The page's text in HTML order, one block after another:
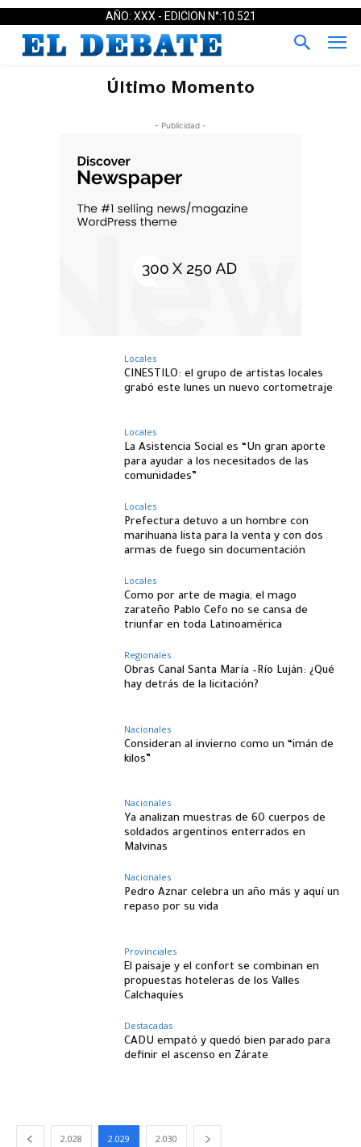
AÑO: XXX - EDICION N°:10.521
Último Momento
- Publicidad -
Locales
CINESTILO: el grupo de artistas locales
grabó este lunes un nuevo cortometraje
Locales
La Asistencia Social es “Un gran aporte
para ayudar a los necesitados de las
comunidades”
Locales
Prefectura detuvo a un hombre con
marihuana lista para la venta y con dos
armas de fuego sin documentación
Locales
Como por arte de magia, el mago
zarateño Pablo Cefo no se cansa de
triunfar en toda Latinoamérica
Regionales
Obras Canal Santa María –Río Luján: ¿Qué
hay detrás de la licitación?
Nacionales
Consideran al invierno como un “imán de
kilos”
Nacionales
Ya analizan muestras de 60 cuerpos de
soldados argentinos enterrados en
Malvinas
Nacionales
Pedro Aznar celebra un año más y aquí un
repaso por su vida
Provinciales
El paisaje y el confort se combinan en
propuestas hoteleras de los Valles
Calchaquíes
Destacadas
CADU empató y quedó bien parado para
definir el ascenso en Zárate
2.028 2.029 2.030